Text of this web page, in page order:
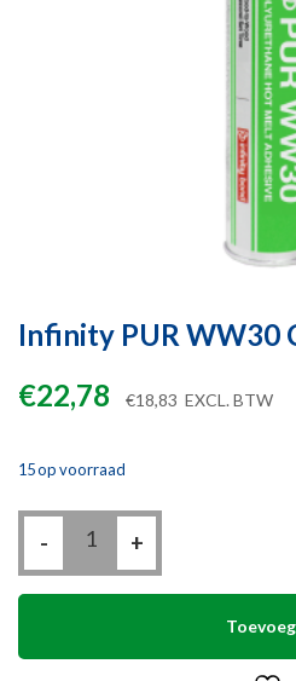
Infinity PUR WW30
€22,78 €18,83 EXCL. BTW
15 op voorraad
-
PUR
Cartridge
aantal
+